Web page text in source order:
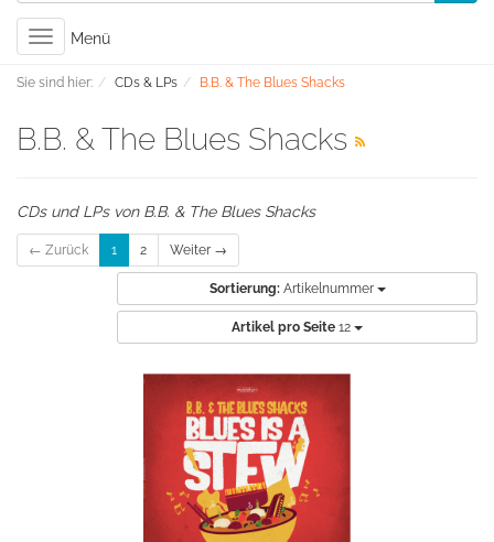
Toggle
navigation
Menü
Sie sind hier: CDs & LPs B.B. & The Blues Shacks
B.B. & The Blues Shacks
CDs und LPs von B.B. & The Blues Shacks
← Zurück 1 2 Weiter →
Sortierung: Artikelnummer
Artikel pro Seite 12